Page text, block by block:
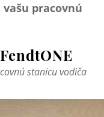
pracovnú
stanicu vodiča